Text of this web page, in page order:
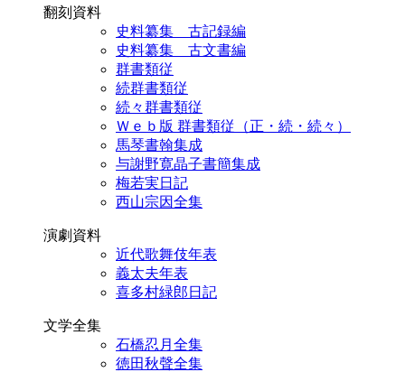
翻刻資料
史料纂集 古記録編
史料纂集 古文書編
群書類従
続群書類従
続々群書類従
Ｗｅｂ版 群書類従（正・続・続々）
馬琴書翰集成
与謝野寛晶子書簡集成
梅若実日記
西山宗因全集
演劇資料
近代歌舞伎年表
義太夫年表
喜多村緑郎日記
文学全集
石橋忍月全集
徳田秋聲全集